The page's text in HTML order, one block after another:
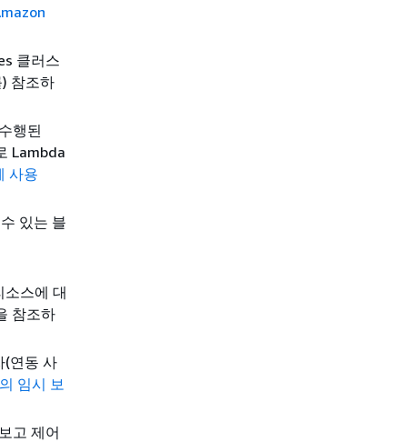
클러스
참조하
행된
Lambda
사용
있는 블
소스에 대
참조하
(연동 사
임시 보
고 제어